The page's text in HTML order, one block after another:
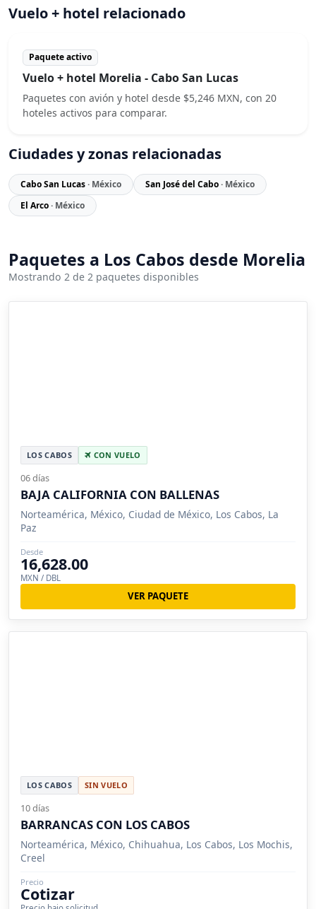
Vuelo + hotel relacionado
Paquete activo
Vuelo + hotel Morelia - Cabo San Lucas
Paquetes con avión y hotel desde $5,246 MXN, con 20
hoteles activos para comparar.
Ciudades y zonas relacionadas
Cabo San Lucas· México San José del Cabo· México
El Arco· México
Paquetes a Los Cabos desde Morelia
Mostrando 2 de 2 paquetes disponibles
LOS CABOS CON VUELO
06 días
BAJA CALIFORNIA CON BALLENAS
Norteamérica, México, Ciudad de México, Los Cabos, La
Paz
Desde
16,628.00
MXN / DBL
VER PAQUETE
LOS CABOS SIN VUELO
10 días
BARRANCAS CON LOS CABOS
Norteamérica, México, Chihuahua, Los Cabos, Los Mochis,
Creel
Precio
Cotizar